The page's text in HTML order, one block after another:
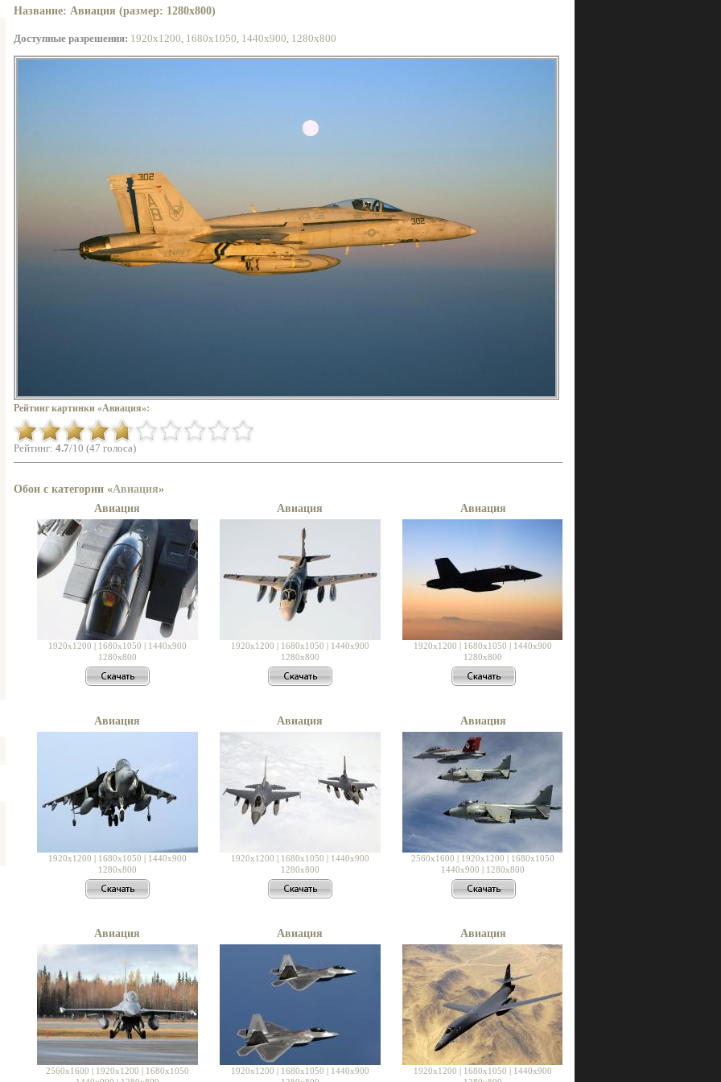
Название: Авиация (размер: 1280x800)
Доступные разрешения: 1920x1200, 1680x1050, 1440x900, 1280x800
Рейтинг картинки «Авиация»:
Рейтинг: 4.7/10 (47 голоса)
Обои с категории «Авиация»
Авиация
1920x1200 | 1680x1050 | 1440x900
1280x800
Авиация
1920x1200 | 1680x1050 | 1440x900
1280x800
Авиация
1920x1200 | 1680x1050 | 1440x900
1280x800
Авиация
1920x1200 | 1680x1050 | 1440x900
1280x800
Авиация
1920x1200 | 1680x1050 | 1440x900
1280x800
Авиация
2560x1600 | 1920x1200 | 1680x1050
1440x900 | 1280x800
Авиация
2560x1600 | 1920x1200 | 1680x1050
Авиация
1920x1200 | 1680x1050 | 1440x900
Авиация
1920x1200 | 1680x1050 | 1440x900